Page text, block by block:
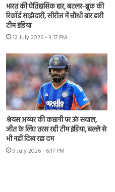
भारत की ऐतिहासिक हार, बटलर-ब्रूक की
रिकॉर्ड साझेदारी, सीरीज में चौथी बार हारी
टीम इंडिया
12 July 2026 - 3:17 PM
श्रेयस अय्यर की कप्तानी पर उठे सवाल,
जीत के लिए तरस रही टीम इंडिया, बल्ले से
भी नहीं दिख रहा दम
9 July 2026 - 6:17 PM